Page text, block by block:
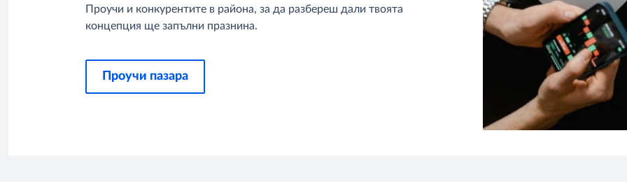
Проучи и конкурентите в района, за да разбереш дали твоята
концепция ще запълни празнина.
Проучи пазара